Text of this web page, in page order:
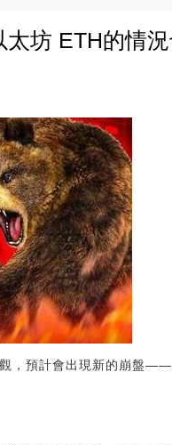
坊 ETH的情
，預計會出現新的崩盤